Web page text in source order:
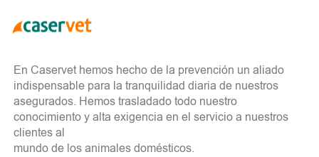
En Caservet hemos hecho de la prevención un aliado
indispensable para la tranquilidad diaria de nuestros
asegurados. Hemos trasladado todo nuestro
conocimiento y alta exigencia en el servicio a nuestros
clientes al
mundo de los animales domésticos.